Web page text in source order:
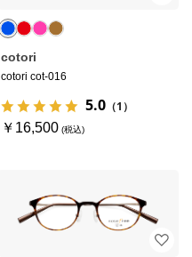
cotori
cotori cot-016
5.0 （1）
￥16,500